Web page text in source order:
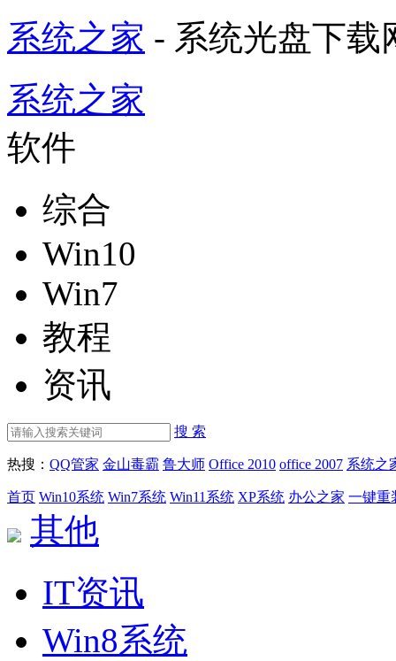
系统之家 - 系统光盘下载
系统之家
软件
综合
Win10
Win7
教程
资讯
搜 索
热搜： QQ管家 金山毒霸 鲁大师 Office 2010 office 2007 系统之
首页 Win10系统 Win7系统 Win11系统 XP系统 办公之家 一键重
其他
IT资讯
Win8系统